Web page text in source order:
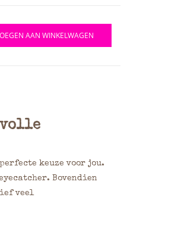
AAN WINKELWAGEN
keuze voor jou.
Bovendien
veel